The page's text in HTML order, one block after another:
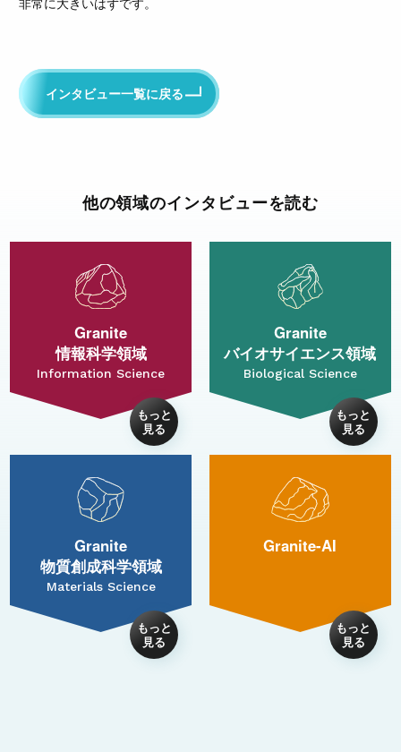
インタビュー一覧に戻る
他の領域のインタビューを読む
Granite
情報科学領域
Information Science
Granite
バイオサイエンス領域
Biological Science
Granite
物質創成科学領域
Materials Science
Granite-AI